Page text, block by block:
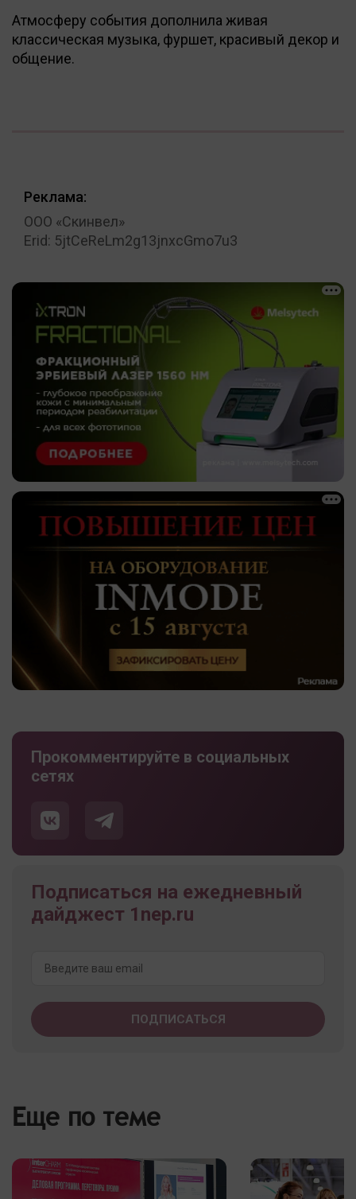
Атмосферу события дополнила живая
классическая музыка, фуршет, красивый декор и
общение.
Реклама:
ООО «Скинвел»
Erid: 5jtCeReLm2g13jnxcGmo7u3
Прокомментируйте в социальных
сетях
Подписаться на ежедневный
дайджест 1nep.ru
Еще по теме